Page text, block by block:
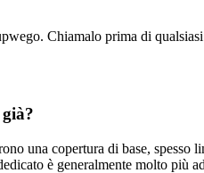
Chiamalo prima di
una copertura di base,
è generalmente molto più